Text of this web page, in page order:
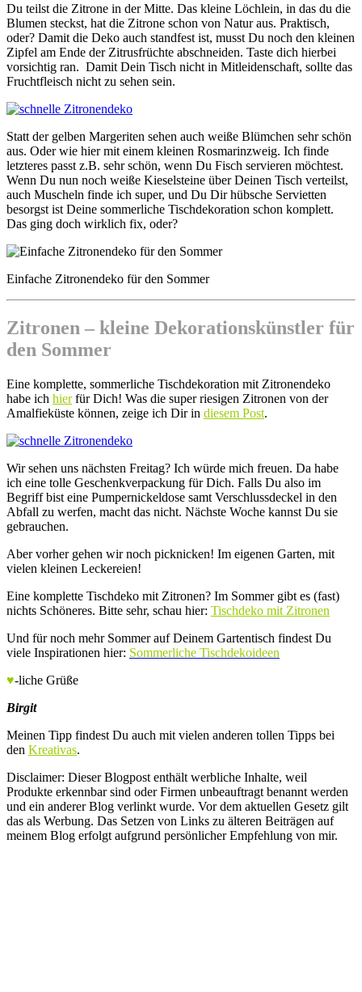
Du teilst die Zitrone in der Mitte. Das kleine Löchlein, in das du die
Blumen steckst, hat die Zitrone schon von Natur aus. Praktisch,
oder? Damit die Deko auch standfest ist, musst Du noch den kleinen
Zipfel am Ende der Zitrusfrüchte abschneiden. Taste dich hierbei
vorsichtig ran. Damit Dein Tisch nicht in Mitleidenschaft, sollte das
Fruchtfleisch nicht zu sehen sein.
Statt der gelben Margeriten sehen auch weiße Blümchen sehr schön
aus. Oder wie hier mit einem kleinen Rosmarinzweig. Ich finde
letzteres passt z.B. sehr schön, wenn Du Fisch servieren möchtest.
Wenn Du nun noch weiße Kieselsteine über Deinen Tisch verteilst,
auch Muscheln finde ich super, und Du Dir hübsche Servietten
besorgst ist Deine sommerliche Tischdekoration schon komplett.
Das ging doch wirklich fix, oder?
Einfache Zitronendeko für den Sommer
Zitronen – kleine Dekorationskünstler für
den Sommer
Eine komplette, sommerliche Tischdekoration mit Zitronendeko
habe ich hierfür Dich! Was die super riesigen Zitronen von der
Amalfieküste können, zeige ich Dir in diesem Post.
Wir sehen uns nächsten Freitag? Ich würde mich freuen. Da habe
ich eine tolle Geschenkverpackung für Dich. Falls Du also im
Begriff bist eine Pumpernickeldose samt Verschlussdeckel in den
Abfall zu werfen, macht das nicht. Nächste Woche kannst Du sie
gebrauchen.
Aber vorher gehen wir noch picknicken! Im eigenen Garten, mit
vielen kleinen Leckereien!
Eine komplette Tischdeko mit Zitronen? Im Sommer gibt es (fast)
nichts Schöneres. Bitte sehr, schau hier: Tischdeko mit Zitronen
Und für noch mehr Sommer auf Deinem Gartentisch findest Du
viele Inspirationen hier: Sommerliche Tischdekoideen
♥-liche Grüße
Birgit
Meinen Tipp findest Du auch mit vielen anderen tollen Tipps bei
den Kreativas.
Disclaimer: Dieser Blogpost enthält werbliche Inhalte, weil
Produkte erkennbar sind oder Firmen unbeauftragt benannt werden
und ein anderer Blog verlinkt wurde. Vor dem aktuellen Gesetz gilt
das als Werbung. Das Setzen von Links zu älteren Beiträgen auf
meinem Blog erfolgt aufgrund persönlicher Empfehlung von mir.